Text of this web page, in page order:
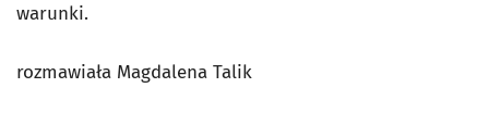
warunki.
rozmawiała Magdalena Talik